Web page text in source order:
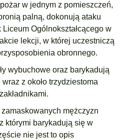
w jednym z pomieszczeń,
palną, dokonują ataku
Ogólnokształcącego w
lekcji, w której uczestniczą
obronnego.
wybuchowe oraz barykadują
z około trzydziestoma
zamaskowanych mężczyzn
którymi barykadują się w
nie jest to opis